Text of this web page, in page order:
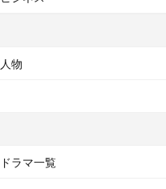
人物
ドラマ一覧